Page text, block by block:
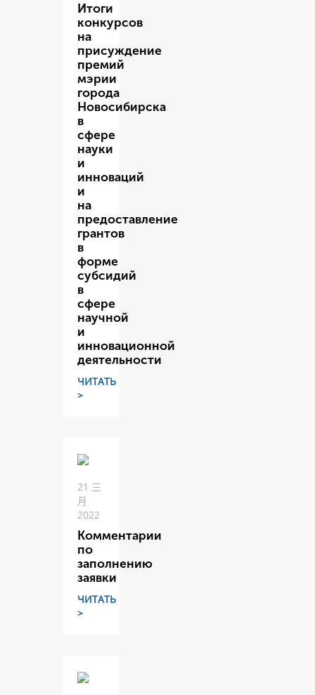
Итоги
конкурсов
на
присуждение
премий
мэрии
города
Новосибирска
в
сфере
науки
и
инноваций
и
на
предоставление
грантов
в
форме
субсидий
в
сфере
научной
и
инновационной
деятельности
ЧИТАТЬ
>
21 三
月
2022
Комментарии
по
заполнению
заявки
ЧИТАТЬ
>